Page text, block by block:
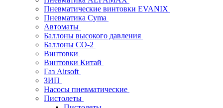
Пневматические винтовки EVANIX
Пневматика Cyma
Автоматы
Баллоны высокого давления
Баллоны СО-2
Винтовки
Винтовки Китай
Газ Airsoft
ЗИП
Насосы пневматические
Пистолеты